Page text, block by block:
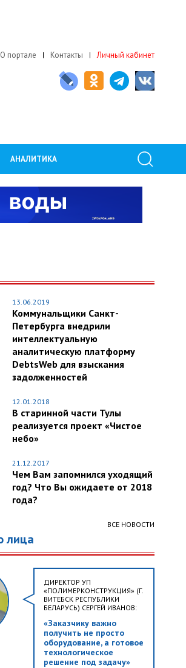
О портале Контакты Личный кабинет
АНАЛИТИКА
13.06.2019
Коммунальщики Санкт-
Петербурга внедрили
интеллектуальную
аналитическую платформу
DebtsWeb для взыскания
задолженностей
12.01.2018
В старинной части Тулы
реализуется проект «Чистое
небо»
21.12.2017
Чем Вам запомнился уходящий
год? Что Вы ожидаете от 2018
года?
ВСЕ НОВОСТИ
лица
ДИРЕКТОР УП
«ПОЛИМЕРКОНСТРУКЦИЯ» (Г.
ВИТЕБСК РЕСПУБЛИКИ
БЕЛАРУСЬ) СЕРГЕЙ ИВАНОВ:
«Заказчику важно
получить не просто
оборудование, а готовое
технологическое
решение под задачу»